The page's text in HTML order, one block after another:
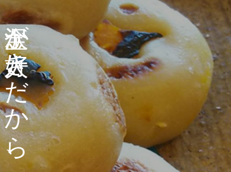
が
き
だ
か
ら
、